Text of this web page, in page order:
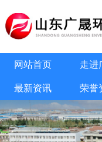
网站首页 走进
最新资讯 荣誉